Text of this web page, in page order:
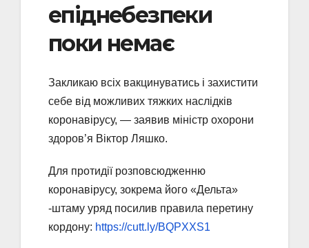
епіднебезпеки
поки немає
Закликаю всіх вакцинуватись і захистити
себе від можливих тяжких наслідків
коронавірусу, — заявив міністр охорони
здоров’я Віктор Ляшко.
Для протидії розповсюдженню
коронавірусу, зокрема його «Дельта»​​
-штаму уряд посилив правила перетину
кордону: https://cutt.ly/BQPXXS1